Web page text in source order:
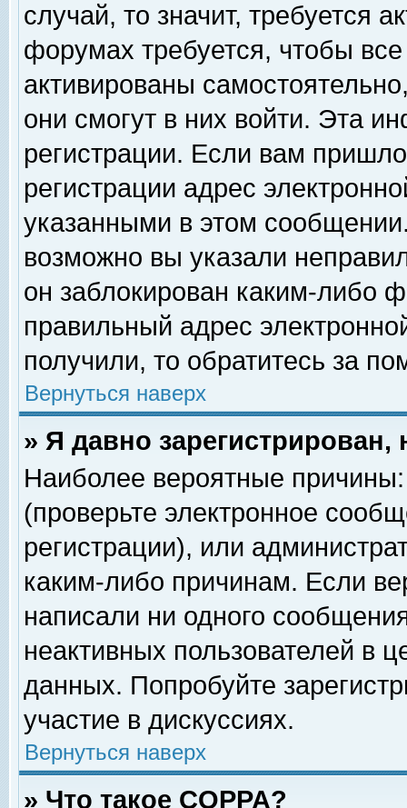
случай, то значит, требуется
форумах требуется, чтобы
активированы
они смогут в них войти. Эта
регистрации. Если вам
регистрации адрес
указанными в этом
возможно вы указали
он заблокирован каким-либо
правильный адрес
получили, то обратитесь за
Вернуться наверх
» Я давно
Наиболее вероятные
(проверьте электронное
регистрации), или
каким-либо причинам. Если
написали ни одного
неактивных пользователей в
данных. Попробуйте
участие в дискуссиях.
Вернуться наверх
» Что такое COPPA?